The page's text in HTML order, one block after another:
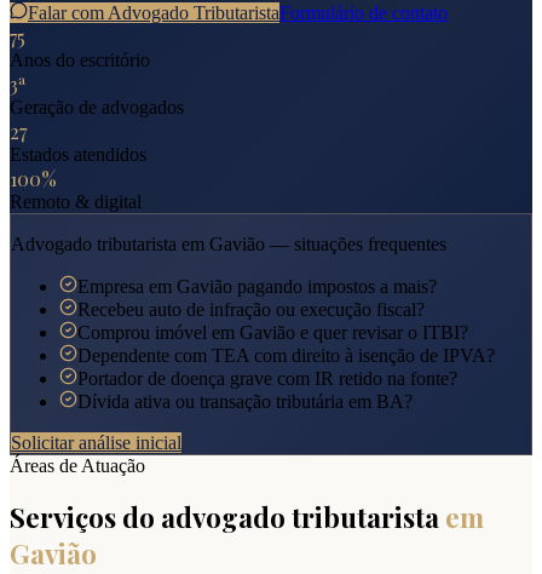
Falar com Advogado TributaristaFormulário de contato
75
Anos do escritório
3ª
Geração de advogados
27
Estados atendidos
100%
Remoto & digital
Advogado tributarista em Gavião — situações frequentes
Empresa em Gavião pagando impostos a mais?
Recebeu auto de infração ou execução fiscal?
Comprou imóvel em Gavião e quer revisar o ITBI?
Dependente com TEA com direito à isenção de IPVA?
Portador de doença grave com IR retido na fonte?
Dívida ativa ou transação tributária em BA?
Solicitar análise inicial
Áreas de Atuação
Serviços do advogado tributarista em
Gavião